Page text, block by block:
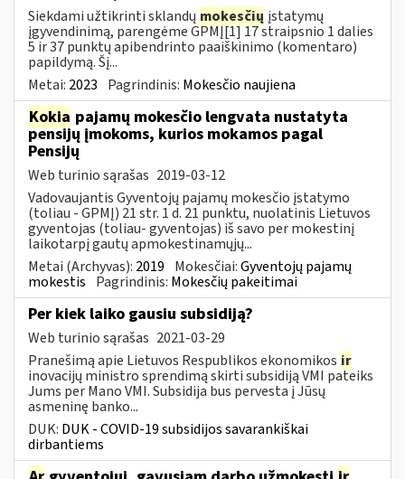
Siekdami užtikrinti sklandų mokesčių įstatymų
įgyvendinimą, parengėme GPMĮ[1] 17 straipsnio 1 dalies
5 ir 37 punktų apibendrinto paaiškinimo (komentaro)
papildymą. Šį...
Metai: 2023 Pagrindinis: Mokesčio naujiena
Kokia pajamų mokesčio lengvata nustatyta
pensijų įmokoms, kurios mokamos pagal
Pensijų
Web turinio sąrašas 2019-03-12
Vadovaujantis Gyventojų pajamų mokesčio įstatymo
(toliau - GPMĮ) 21 str. 1 d. 21 punktu, nuolatinis Lietuvos
gyventojas (toliau- gyventojas) iš savo per mokestinį
laikotarpį gautų apmokestinamųjų...
Metai (Archyvas): 2019 Mokesčiai:Gyventojų pajamų
mokestis Pagrindinis: Mokesčių pakeitimai
Per kiek laiko gausiu subsidiją?
Web turinio sąrašas 2021-03-29
Pranešimą apie Lietuvos Respublikos ekonomikos ir
inovacijų ministro sprendimą skirti subsidiją VMI pateiks
Jums per Mano VMI. Subsidija bus pervesta į Jūsų
asmeninę banko...
DUK: DUK - COVID-19 subsidijos savarankiškai
dirbantiems